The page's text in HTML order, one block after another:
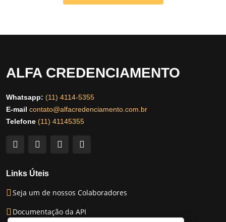
ALFA CREDENCIAMENTO
Whatsapp: (11) 4114-5355
E-mail contato@alfacredenciamento.com.br
Telefone (11) 41145355
Links Úteis
Seja um de nossos Colaboradores
Documentação da API